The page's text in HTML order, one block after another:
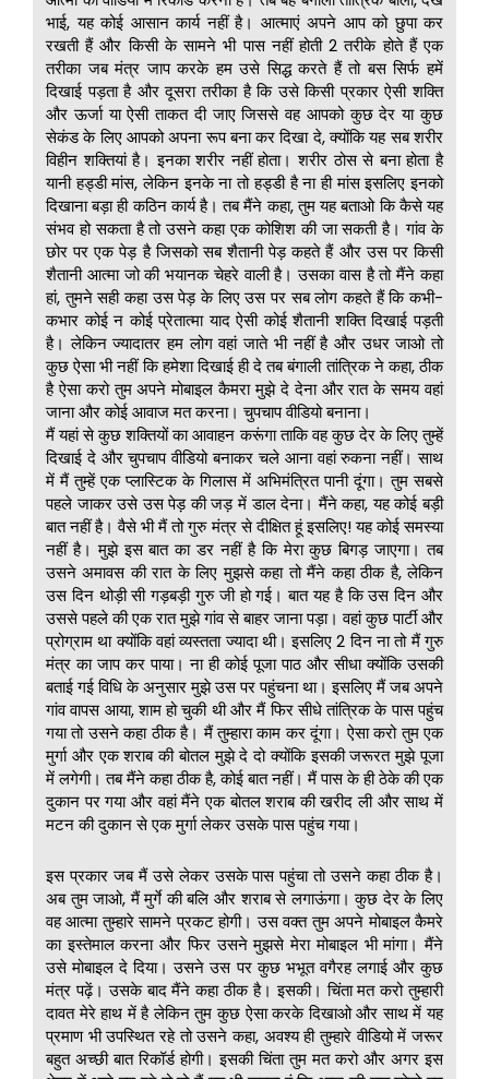
भाई, यह कोई आसान कार्य नहीं है। आत्माएं अपने आप को छुपा कर
रखती हैं और किसी के सामने भी पास नहीं होती 2 तरीके होते हैं एक
तरीका जब मंत्र जाप करके हम उसे सिद्ध करते हैं तो बस सिर्फ हमें
दिखाई पड़ता है और दूसरा तरीका है कि उसे किसी प्रकार ऐसी शक्ति
और ऊर्जा या ऐसी ताकत दी जाए जिससे वह आपको कुछ देर या कुछ
सेकंड के लिए आपको अपना रूप बना कर दिखा दे, क्योंकि यह सब शरीर
विहीन शक्तियां है। इनका शरीर नहीं होता। शरीर ठोस से बना होता है
यानी हड्डी मांस, लेकिन इनके ना तो हड्डी है ना ही मांस इसलिए इनको
दिखाना बड़ा ही कठिन कार्य है। तब मैंने कहा, तुम यह बताओ कि कैसे यह
संभव हो सकता है तो उसने कहा एक कोशिश की जा सकती है। गांव के
छोर पर एक पेड़ है जिसको सब शैतानी पेड़ कहते हैं और उस पर किसी
शैतानी आत्मा जो की भयानक चेहरे वाली है। उसका वास है तो मैंने कहा
हां, तुमने सही कहा उस पेड़ के लिए उस पर सब लोग कहते हैं कि कभी-
कभार कोई न कोई प्रेतात्मा याद ऐसी कोई शैतानी शक्ति दिखाई पड़ती
है। लेकिन ज्यादातर हम लोग वहां जाते भी नहीं है और उधर जाओ तो
कुछ ऐसा भी नहीं कि हमेशा दिखाई ही दे तब बंगाली तांत्रिक ने कहा, ठीक
है ऐसा करो तुम अपने मोबाइल कैमरा मुझे दे देना और रात के समय वहां
जाना और कोई आवाज मत करना। चुपचाप वीडियो बनाना।
मैं यहां से कुछ शक्तियों का आवाहन करूंगा ताकि वह कुछ देर के लिए तुम्हें
दिखाई दे और चुपचाप वीडियो बनाकर चले आना वहां रुकना नहीं। साथ
में मैं तुम्हें एक प्लास्टिक के गिलास में अभिमंत्रित पानी दूंगा। तुम सबसे
पहले जाकर उसे उस पेड़ की जड़ में डाल देना। मैंने कहा, यह कोई बड़ी
बात नहीं है। वैसे भी मैं तो गुरु मंत्र से दीक्षित हूं इसलिए! यह कोई समस्या
नहीं है। मुझे इस बात का डर नहीं है कि मेरा कुछ बिगड़ जाएगा। तब
उसने अमावस की रात के लिए मुझसे कहा तो मैंने कहा ठीक है, लेकिन
उस दिन थोड़ी सी गड़बड़ी गुरु जी हो गई। बात यह है कि उस दिन और
उससे पहले की एक रात मुझे गांव से बाहर जाना पड़ा। वहां कुछ पार्टी और
प्रोग्राम था क्योंकि वहां व्यस्तता ज्यादा थी। इसलिए 2 दिन ना तो मैं गुरु
मंत्र का जाप कर पाया। ना ही कोई पूजा पाठ और सीधा क्योंकि उसकी
बताई गई विधि के अनुसार मुझे उस पर पहुंचना था। इसलिए मैं जब अपने
गांव वापस आया, शाम हो चुकी थी और मैं फिर सीधे तांत्रिक के पास पहुंच
गया तो उसने कहा ठीक है। मैं तुम्हारा काम कर दूंगा। ऐसा करो तुम एक
मुर्गा और एक शराब की बोतल मुझे दे दो क्योंकि इसकी जरूरत मुझे पूजा
में लगेगी। तब मैंने कहा ठीक है, कोई बात नहीं। मैं पास के ही ठेके की एक
दुकान पर गया और वहां मैंने एक बोतल शराब की खरीद ली और साथ में
मटन की दुकान से एक मुर्गा लेकर उसके पास पहुंच गया।
इस प्रकार जब मैं उसे लेकर उसके पास पहुंचा तो उसने कहा ठीक है।
अब तुम जाओ, मैं मुर्गे की बलि और शराब से लगाऊंगा। कुछ देर के लिए
वह आत्मा तुम्हारे सामने प्रकट होगी। उस वक्त तुम अपने मोबाइल कैमरे
का इस्तेमाल करना और फिर उसने मुझसे मेरा मोबाइल भी मांगा। मैंने
उसे मोबाइल दे दिया। उसने उस पर कुछ भभूत वगैरह लगाई और कुछ
मंत्र पढ़ें। उसके बाद मैंने कहा ठीक है। इसकी। चिंता मत करो तुम्हारी
दावत मेरे हाथ में है लेकिन तुम कुछ ऐसा करके दिखाओ और साथ में यह
प्रमाण भी उपस्थित रहे तो उसने कहा, अवश्य ही तुम्हारे वीडियो में जरूर
बहुत अच्छी बात रिकॉर्ड होगी। इसकी चिंता तुम मत करो और अगर इस